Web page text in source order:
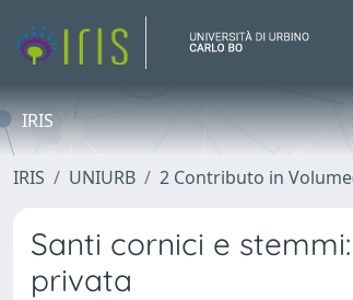
IRIS
IRIS UNIURB 2 Contributo in
Santi cornici e
privata